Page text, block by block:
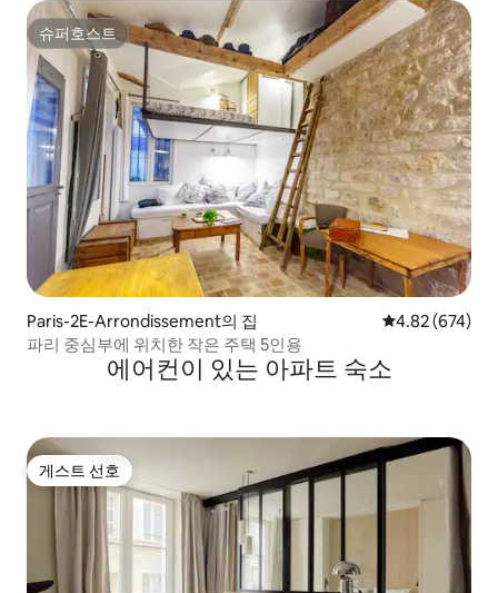
슈퍼호스트
슈퍼호스트
Paris-2E-Arrondissement의 집 평점 4.82점(5
4.82 (674)
파리 중심부에 위치한 작은 주택 5인용
에어컨이 있는 아파트 숙소
게스트 선호
게스트 선호